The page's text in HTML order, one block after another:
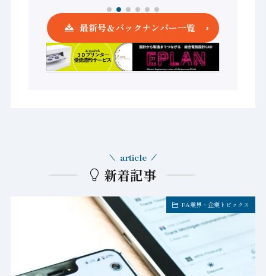
最新号＆バックナンバー一覧
新着記事
article
FA業界・企業トピックス